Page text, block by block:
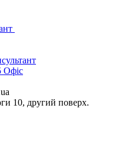
Офіс
10, другий поверх.